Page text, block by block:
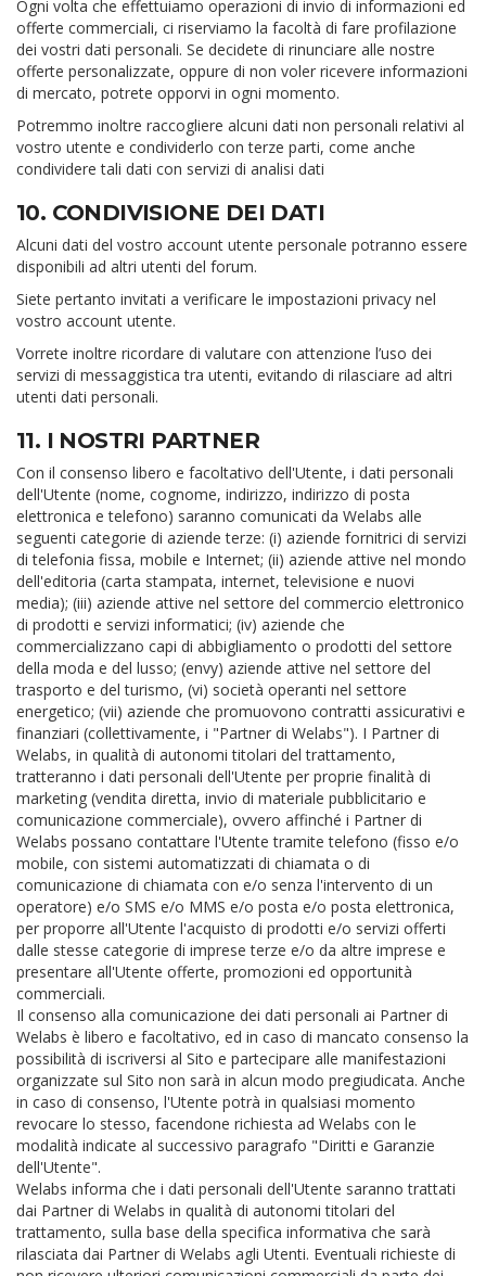
Ogni volta che effettuiamo operazioni di invio di informazioni ed
offerte commerciali, ci riserviamo la facoltà di fare profilazione
dei vostri dati personali. Se decidete di rinunciare alle nostre
offerte personalizzate, oppure di non voler ricevere informazioni
di mercato, potrete opporvi in ogni momento.
Potremmo inoltre raccogliere alcuni dati non personali relativi al
vostro utente e condividerlo con terze parti, come anche
condividere tali dati con servizi di analisi dati
10. CONDIVISIONE DEI DATI
Alcuni dati del vostro account utente personale potranno essere
disponibili ad altri utenti del forum.
Siete pertanto invitati a verificare le impostazioni privacy nel
vostro account utente.
Vorrete inoltre ricordare di valutare con attenzione l’uso dei
servizi di messaggistica tra utenti, evitando di rilasciare ad altri
utenti dati personali.
11. I NOSTRI PARTNER
Con il consenso libero e facoltativo dell'Utente, i dati personali
dell'Utente (nome, cognome, indirizzo, indirizzo di posta
elettronica e telefono) saranno comunicati da Welabs alle
seguenti categorie di aziende terze: (i) aziende fornitrici di servizi
di telefonia fissa, mobile e Internet; (ii) aziende attive nel mondo
dell'editoria (carta stampata, internet, televisione e nuovi
media); (iii) aziende attive nel settore del commercio elettronico
di prodotti e servizi informatici; (iv) aziende che
commercializzano capi di abbigliamento o prodotti del settore
della moda e del lusso; (envy) aziende attive nel settore del
trasporto e del turismo, (vi) società operanti nel settore
energetico; (vii) aziende che promuovono contratti assicurativi e
finanziari (collettivamente, i "Partner di Welabs"). I Partner di
Welabs, in qualità di autonomi titolari del trattamento,
tratteranno i dati personali dell'Utente per proprie finalità di
marketing (vendita diretta, invio di materiale pubblicitario e
comunicazione commerciale), ovvero affinché i Partner di
Welabs possano contattare l'Utente tramite telefono (fisso e/o
mobile, con sistemi automatizzati di chiamata o di
comunicazione di chiamata con e/o senza l'intervento di un
operatore) e/o SMS e/o MMS e/o posta e/o posta elettronica,
per proporre all'Utente l'acquisto di prodotti e/o servizi offerti
dalle stesse categorie di imprese terze e/o da altre imprese e
presentare all'Utente offerte, promozioni ed opportunità
commerciali.
Il consenso alla comunicazione dei dati personali ai Partner di
Welabs è libero e facoltativo, ed in caso di mancato consenso la
possibilità di iscriversi al Sito e partecipare alle manifestazioni
organizzate sul Sito non sarà in alcun modo pregiudicata. Anche
in caso di consenso, l'Utente potrà in qualsiasi momento
revocare lo stesso, facendone richiesta ad Welabs con le
modalità indicate al successivo paragrafo "Diritti e Garanzie
dell'Utente".
Welabs informa che i dati personali dell'Utente saranno trattati
dai Partner di Welabs in qualità di autonomi titolari del
trattamento, sulla base della specifica informativa che sarà
rilasciata dai Partner di Welabs agli Utenti. Eventuali richieste di